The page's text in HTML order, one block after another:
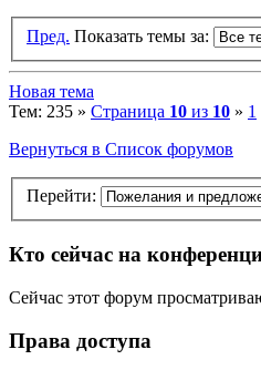
Пред. Показать темы за:
Новая тема
Тем: 235 » Страница 10 из 10 » 1
Вернуться в Список форумов
Перейти:
Кто сейчас на
Сейчас этот форум
Права доступа